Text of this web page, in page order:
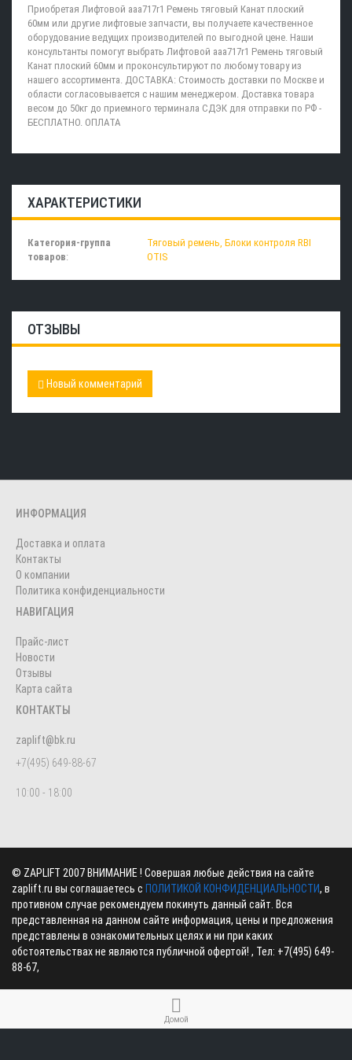
Приобретая Лифтовой aaa717r1 Ремень тяговый Канат плоский
60мм или другие лифтовые запчасти, вы получаете качественное
оборудование ведущих производителей по выгодной цене. Наши
консультанты помогут выбрать Лифтовой aaa717r1 Ремень тяговый
Канат плоский 60мм и проконсультируют по любому товару из
нашего ассортимента. ДОСТАВКА: Стоимость доставки по Москве и
области согласовывается с нашим менеджером. Доставка товара
весом до 50кг до приемного терминала СДЭК для отправки по РФ -
БЕСПЛАТНО. ОПЛАТА
ХАРАКТЕРИСТИКИ
Категория-группа
товаров:
Тяговый ремень, Блоки контроля RBI
OTIS
ОТЗЫВЫ
Новый комментарий
ИНФОРМАЦИЯ
Доставка и оплата
Контакты
О компании
Политика конфиденциальности
НАВИГАЦИЯ
Прайс-лист
Новости
Отзывы
Карта сайта
КОНТАКТЫ
zaplift@bk.ru
+7(495) 649-88-67
10:00 - 18:00
© ZAPLIFT 2007 ВНИМАНИЕ ! Совершая любые действия на сайте
zaplift.ru вы соглашаетесь с ПОЛИТИКОЙ КОНФИДЕНЦИАЛЬНОСТИ, в
противном случае рекомендуем покинуть данный сайт. Вся
представленная на данном сайте информация, цены и предложения
представлены в ознакомительных целях и ни при каких
обстоятельствах не являются публичной офертой! , Тел: +7(495) 649-
88-67,
Домой